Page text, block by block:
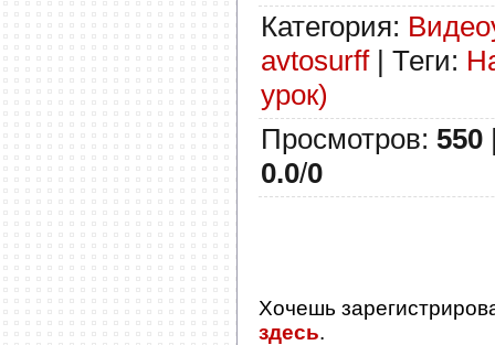
Категория:
avtosurff| Теги:
урок)
Просмотров: 550
0.0/0
Хочешь
здесь.